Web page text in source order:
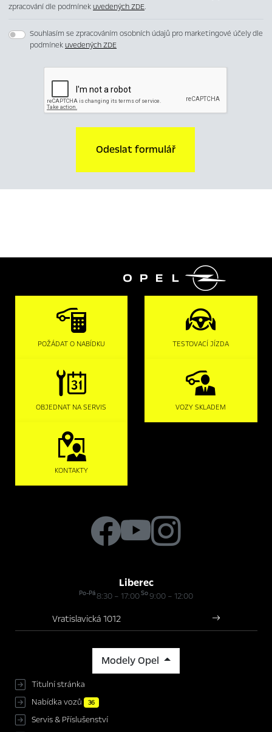
zpracování dle podmínekuvedených ZDE.
Souhlasím se zpracováním osobních údajů pro marketingové účely dle
podmínekuvedených ZDE
Odeslat formulář

POŽÁDAT O NABÍDKU TESTOVACÍ JÍZDA
OBJEDNAT NA SERVIS VOZY SKLADEM
KONTAKTY
Liberec
Po-Pá8:30 – 17:00So9:00 – 12:00
Vratislavická 1012
Modely Opel
Titulní stránka
Nabídka vozů
36
Servis & Příslušenství